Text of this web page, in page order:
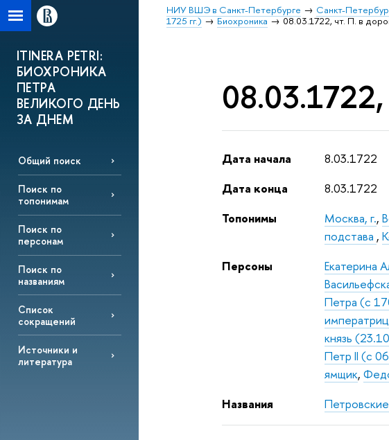
НИУ ВШЭ в Санкт-Петербурге Санкт-
1725 гг.)
Биохроника 08.03.1722, чт. П. в
ITINERA PETRI:
БИОХРОНИКА
ПЕТРА
ВЕЛИКОГО ДЕНЬ
ЗА ДНЕМ
Общий поиск
Поиск по
топонимам
Поиск по
персонам
Поиск по
названиям
Список
сокращений
Источники и
литература
08.03.1722,
Дата начала
8.03.1722
Дата конца
8.03.1722
Топонимы
Москва, г.,
подстава ,
Персоны
Екатерина
Петра (с
князь
Петр II (с
ямщик,
Названия